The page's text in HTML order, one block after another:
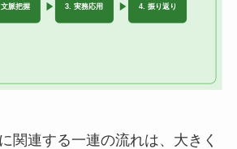
関連する一連の流れは、大きく